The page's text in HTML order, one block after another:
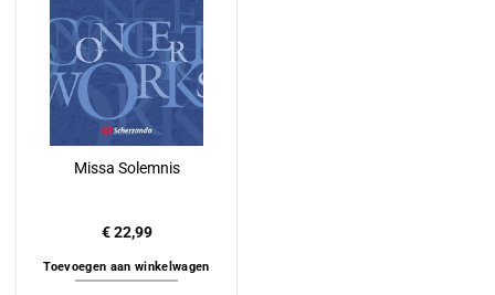
Missa Solemnis
€22,99
Toevoegen aan winkelwagen